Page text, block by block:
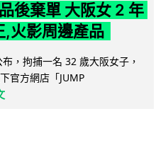
後棄單 大阪女 2 年
,火影周邊產品
，拘捕一名 32 歲大阪女子，
官方網店「JUMP